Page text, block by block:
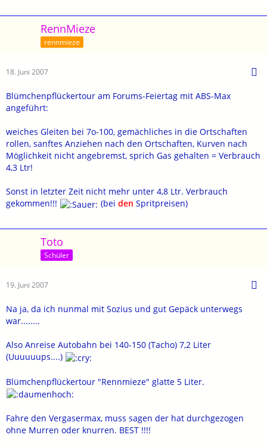
RennMieze
rennmieze
18. Juni 2007
Blümchenpflückertour am Forums-Feiertag mit ABS-Max
angeführt:
weiches Gleiten bei 7o-100, gemächliches in die Ortschaften
rollen, sanftes Anziehen nach den Ortschaften, Kurven nach
Möglichkeit nicht angebremst, sprich Gas gehalten = Verbrauch
4,3 Ltr!
Sonst in letzter Zeit nicht mehr unter 4,8 Ltr. Verbrauch
gekommen!!!
(bei den Spritpreisen)
Toto
Schüler
19. Juni 2007
Na ja, da ich nunmal mit Sozius und gut Gepäck unterwegs
war........
Also Anreise Autobahn bei 140-150 (Tacho) 7,2 Liter
(Uuuuuups....)
Blümchenpflückertour "Rennmieze" glatte 5 Liter.
Fahre den Vergasermax, muss sagen der hat durchgezogen
ohne Murren oder knurren. BEST !!!!